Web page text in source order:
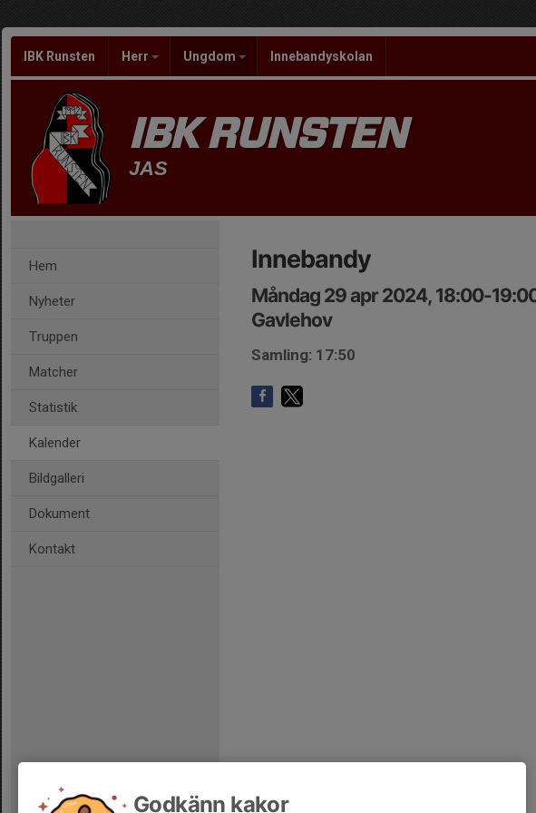
IBK Runsten Herr Ungdom Innebandyskolan
IBK RUNSTEN
JAS
Hem
Nyheter
Truppen
Matcher
Statistik
Kalender
Bildgalleri
Dokument
Kontakt
Innebandy
Måndag 29 apr 2024, 18:00-
Gavlehov
Samling: 17:50
Godkänn kakor